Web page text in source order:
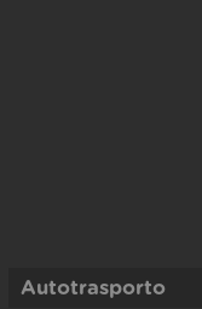
Autotrasporto